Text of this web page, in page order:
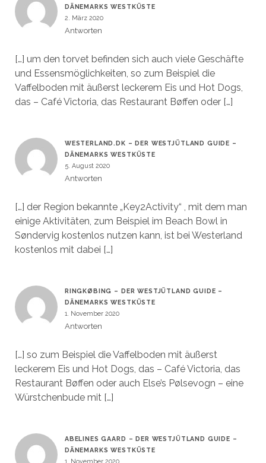
DÄNEMARKS WESTKÜSTE
2. März 2020
Antworten
[…] um den torvet befinden sich auch viele Geschäfte
und Essensmöglichkeiten, so zum Beispiel die
Vaffelboden mit äußerst leckerem Eis und Hot Dogs,
das – Café Victoria, das Restaurant Bøffen oder […]
WESTERLAND.DK – DER WESTJÜTLAND GUIDE –
DÄNEMARKS WESTKÜSTE
5. August 2020
Antworten
[…] der Region bekannte „Key2Activity“ , mit dem man
einige Aktivitäten, zum Beispiel im Beach Bowl in
Søndervig kostenlos nutzen kann, ist bei Westerland
kostenlos mit dabei […]
RINGKØBING – DER WESTJÜTLAND GUIDE –
DÄNEMARKS WESTKÜSTE
1. November 2020
Antworten
[…] so zum Beispiel die Vaffelboden mit äußerst
leckerem Eis und Hot Dogs, das – Café Victoria, das
Restaurant Bøffen oder auch Else’s Pølsevogn – eine
Würstchenbude mit […]
ABELINES GAARD – DER WESTJÜTLAND GUIDE –
DÄNEMARKS WESTKÜSTE
1. November 2020